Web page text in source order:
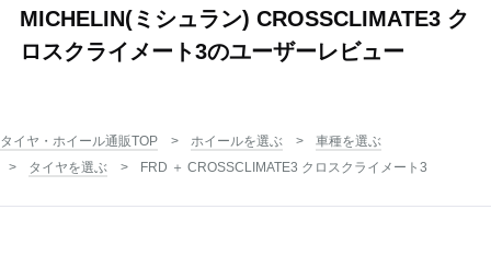
MICHELIN(ミシュラン) CROSSCLIMATE3 ク
ロスクライメート3のユーザーレビュー
タイヤ・ホイール通販TOP ホイールを選ぶ
車種を選ぶ
タイヤを選ぶ
FRD ＋ CROSSCLIMATE3 クロスクライメート3